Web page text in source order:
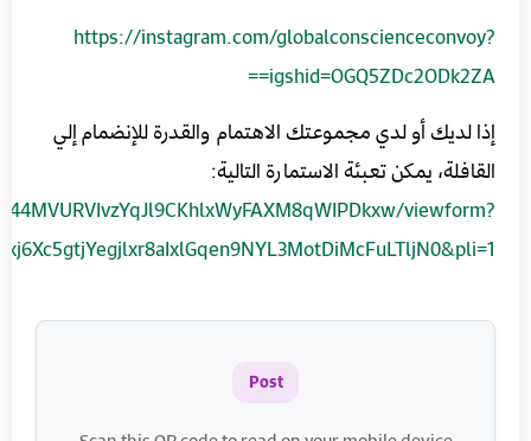
https://instagram.com/globalconscienceconvoy?
igshid=OGQ5ZDc2ODk2ZA==
إذا لديك أو لدي مجموعتك الاهتمام والقدرة للإنضمام إلي
القافلة، يمكن تعبئة الاستمارة التالية:
viewform?
Post